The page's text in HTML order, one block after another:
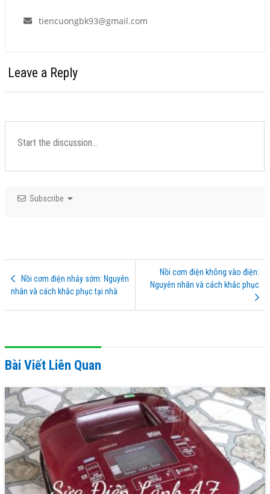
tiencuongbk93@gmail.com
Leave a Reply
Subscribe
Nồi cơm điện nhảy sớm: Nguyên
nhân và cách khắc phục tại nhà
Nồi cơm điện không vào điện:
Nguyên nhân và cách khắc phục
Bài Viết Liên Quan